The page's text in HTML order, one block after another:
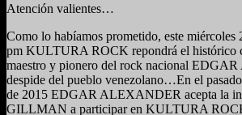
Atención valientes…
Como lo habíamos prometido, este miércoles
pm KULTURA ROCK repondrá el histórico
maestro y pionero del rock nacional
despide del pueblo venezolano…En el
de 2015 EDGAR ALEXANDER acepta la
GILLMAN a participar en KULTURA